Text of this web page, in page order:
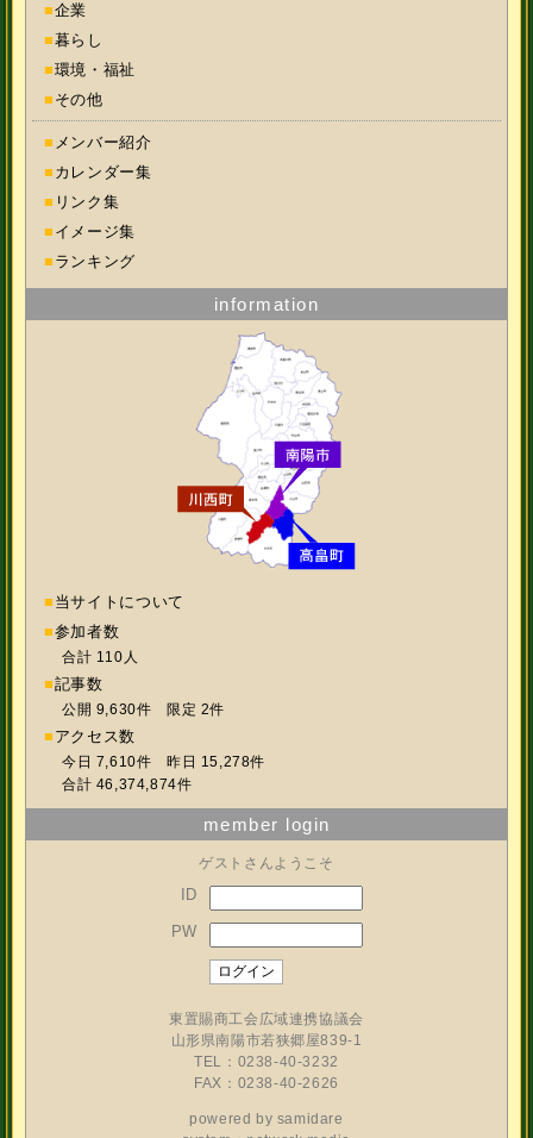
■企業
■暮らし
■環境・福祉
■ その他
■ メンバー紹介
■ カレンダー集
■ リンク集
■ イメージ集
■ ランキング
information
■ 当サイトについて
■参加者数
合計 110人
■記事数
公開 9,630件 限定 2件
■ アクセス数
今日 7,610件 昨日 15,278件
合計 46,374,874件
member login
ゲストさんようこそ
ID
PW
東置賜商工会広域連携協議会
山形県南陽市若狭郷屋839-1
TEL：0238-40-3232
FAX：0238-40-2626
powered by samidare